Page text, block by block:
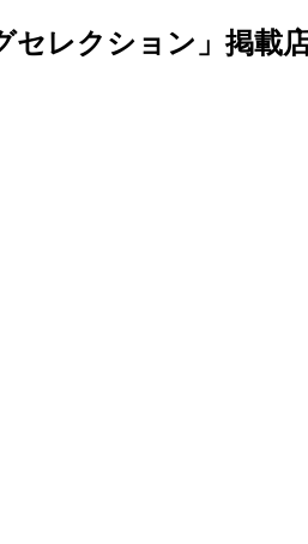
レクション」掲載